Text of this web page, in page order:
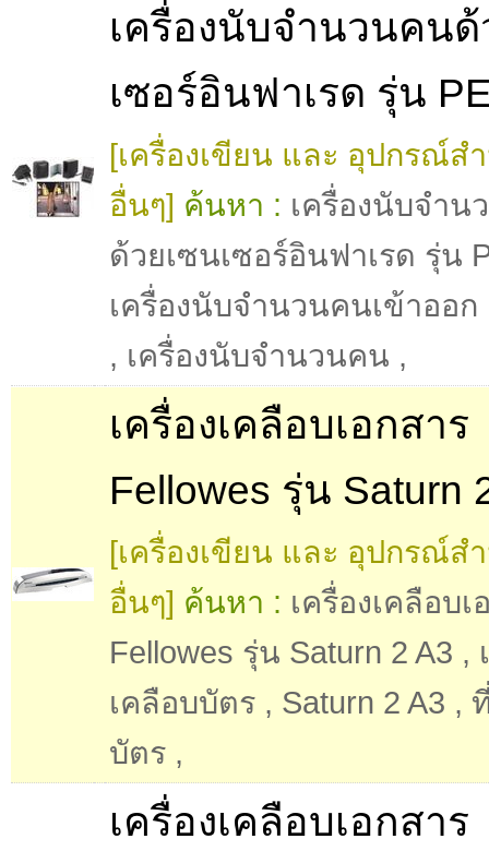
เครื่องนับจำนวนคนด้
เซอร์อินฟาเรด รุ่น
[เครื่องเขียน และ อุปกรณ์ส
อื่นๆ] ค้นหา : เครื่องนับจำน
ด้วยเซนเซอร์อินฟาเรด รุ่น
เครื่องนับจำนวนคนเข้าออก
, เครื่องนับจำนวนคน ,
เครื่องเคลือบเอกสาร
Fellowes รุ่น Saturn
[เครื่องเขียน และ อุปกรณ์ส
อื่นๆ] ค้นหา : เครื่องเคลือบเ
Fellowes รุ่น Saturn 2 A3 ,
เคลือบบัตร , Saturn 2 A3 ,
บัตร ,
เครื่องเคลือบเอกสาร